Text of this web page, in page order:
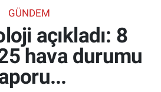
GÜNDEM
açıkladı: 8
hava durumu
ve Fikstür